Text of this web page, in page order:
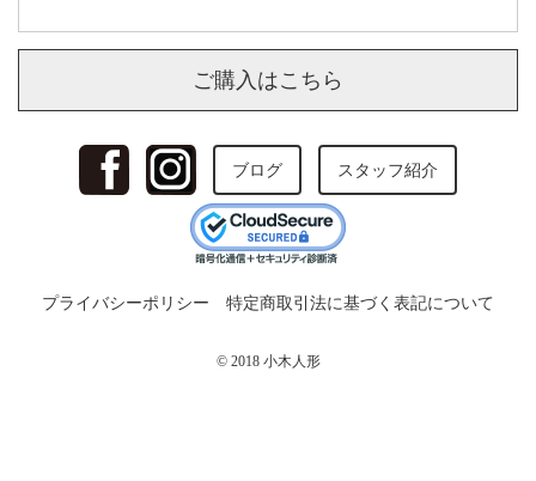
ご購入はこちら
ブログ スタッフ紹介
プライバシーポリシー 特定商取引法に基づく表記について
© 2018 小木人形